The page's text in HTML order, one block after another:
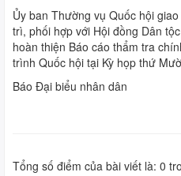
Ủy ban Thường vụ Quốc hội
trì, phối hợp với Hội đồng Dân
hoàn thiện Báo cáo thẩm tra
trình Quốc hội tại Kỳ họp thứ
Báo Đại biểu nhân dân
Tổng số điểm của bài viết là: 0